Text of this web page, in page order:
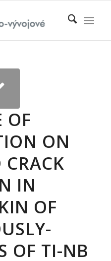
OF
ON
IN
OF
OF TI-NB